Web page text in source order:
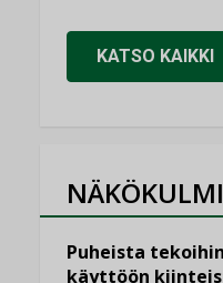
KATSO KAIKKI
Puheista
käyttöön